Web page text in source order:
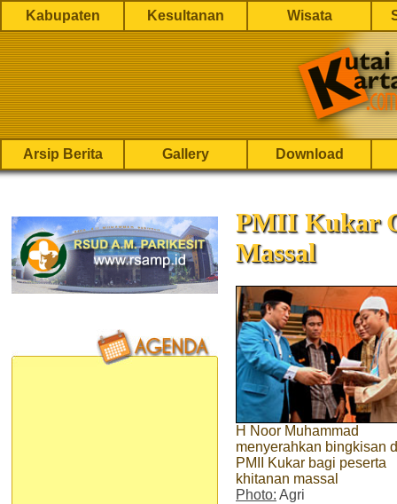
Kabupaten Kesultanan Wisata
Arsip Berita Gallery Download
PMII Kukar
Massal
H Noor Muhammad
menyerahkan bingkisan
PMII Kukar bagi peserta
khitanan massal
Photo: Agri